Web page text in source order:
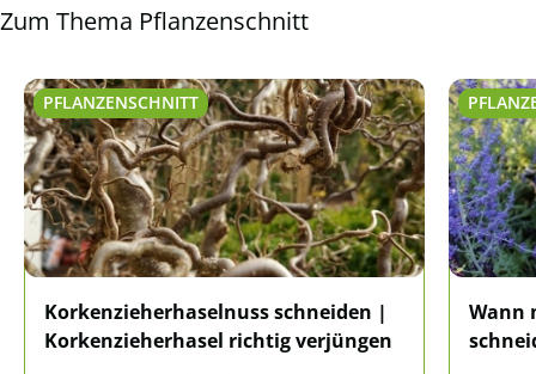
Zum Thema Pflanzenschnitt
PFLANZENSCHNITT
Korkenzieherhaselnuss schneiden |
Korkenzieherhasel richtig verjüngen
Wann